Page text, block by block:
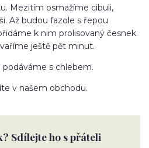
Mezitím osmažíme cibuli,
Až budou fazole s řepou
k nim prolisovaný česnek.
ještě pět minut.
podáváme s chlebem.
v našem obchodu.
Sdílejte ho s přáteli